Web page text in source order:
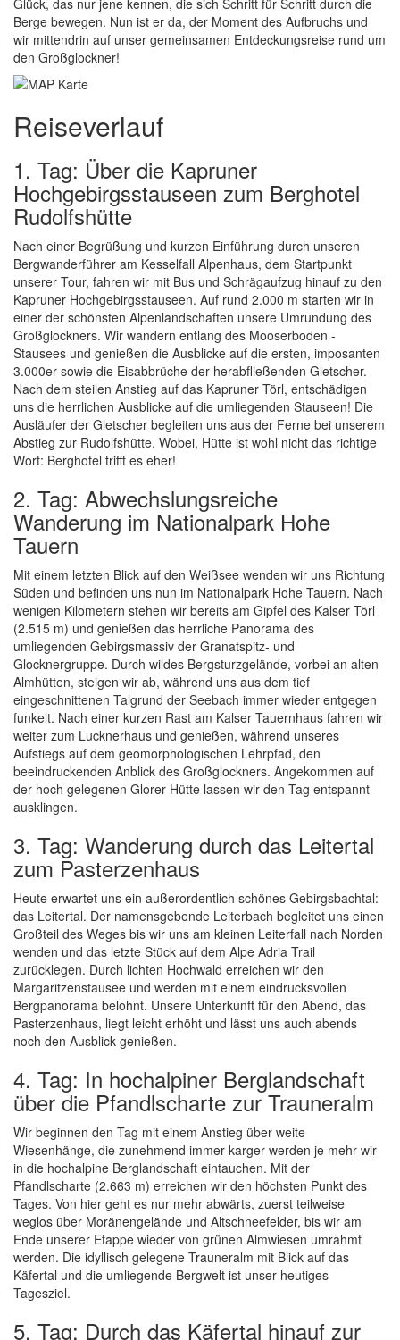
Glück, das nur jene kennen, die sich Schritt für Schritt durch die
Berge bewegen. Nun ist er da, der Moment des Aufbruchs und
wir mittendrin auf unser gemeinsamen Entdeckungsreise rund um
den Großglockner!
Reiseverlauf
1. Tag: Über die Kapruner
Hochgebirgsstauseen zum Berghotel
Rudolfshütte
Nach einer Begrüßung und kurzen Einführung durch unseren
Bergwanderführer am Kesselfall Alpenhaus, dem Startpunkt
unserer Tour, fahren wir mit Bus und Schrägaufzug hinauf zu den
Kapruner Hochgebirgsstauseen. Auf rund 2.000 m starten wir in
einer der schönsten Alpenlandschaften unsere Umrundung des
Großglockners. Wir wandern entlang des Mooserboden -
Stausees und genießen die Ausblicke auf die ersten, imposanten
3.000er sowie die Eisabbrüche der herabfließenden Gletscher.
Nach dem steilen Anstieg auf das Kapruner Törl, entschädigen
uns die herrlichen Ausblicke auf die umliegenden Stauseen! Die
Ausläufer der Gletscher begleiten uns aus der Ferne bei unserem
Abstieg zur Rudolfshütte. Wobei, Hütte ist wohl nicht das richtige
Wort: Berghotel trifft es eher!
2. Tag: Abwechslungsreiche
Wanderung im Nationalpark Hohe
Tauern
Mit einem letzten Blick auf den Weißsee wenden wir uns Richtung
Süden und befinden uns nun im Nationalpark Hohe Tauern. Nach
wenigen Kilometern stehen wir bereits am Gipfel des Kalser Törl
(2.515 m) und genießen das herrliche Panorama des
umliegenden Gebirgsmassiv der Granatspitz- und
Glocknergruppe. Durch wildes Bergsturzgelände, vorbei an alten
Almhütten, steigen wir ab, während uns aus dem tief
eingeschnittenen Talgrund der Seebach immer wieder entgegen
funkelt. Nach einer kurzen Rast am Kalser Tauernhaus fahren wir
weiter zum Lucknerhaus und genießen, während unseres
Aufstiegs auf dem geomorphologischen Lehrpfad, den
beeindruckenden Anblick des Großglockners. Angekommen auf
der hoch gelegenen Glorer Hütte lassen wir den Tag entspannt
ausklingen.
3. Tag: Wanderung durch das Leitertal
zum Pasterzenhaus
Heute erwartet uns ein außerordentlich schönes Gebirgsbachtal:
das Leitertal. Der namensgebende Leiterbach begleitet uns einen
Großteil des Weges bis wir uns am kleinen Leiterfall nach Norden
wenden und das letzte Stück auf dem Alpe Adria Trail
zurücklegen. Durch lichten Hochwald erreichen wir den
Margaritzenstausee und werden mit einem eindrucksvollen
Bergpanorama belohnt. Unsere Unterkunft für den Abend, das
Pasterzenhaus, liegt leicht erhöht und lässt uns auch abends
noch den Ausblick genießen.
4. Tag: In hochalpiner Berglandschaft
über die Pfandlscharte zur Trauneralm
Wir beginnen den Tag mit einem Anstieg über weite
Wiesenhänge, die zunehmend immer karger werden je mehr wir
in die hochalpine Berglandschaft eintauchen. Mit der
Pfandlscharte (2.663 m) erreichen wir den höchsten Punkt des
Tages. Von hier geht es nur mehr abwärts, zuerst teilweise
weglos über Moränengelände und Altschneefelder, bis wir am
Ende unserer Etappe wieder von grünen Almwiesen umrahmt
werden. Die idyllisch gelegene Trauneralm mit Blick auf das
Käfertal und die umliegende Bergwelt ist unser heutiges
Tagesziel.
5. Tag: Durch das Käfertal hinauf zur